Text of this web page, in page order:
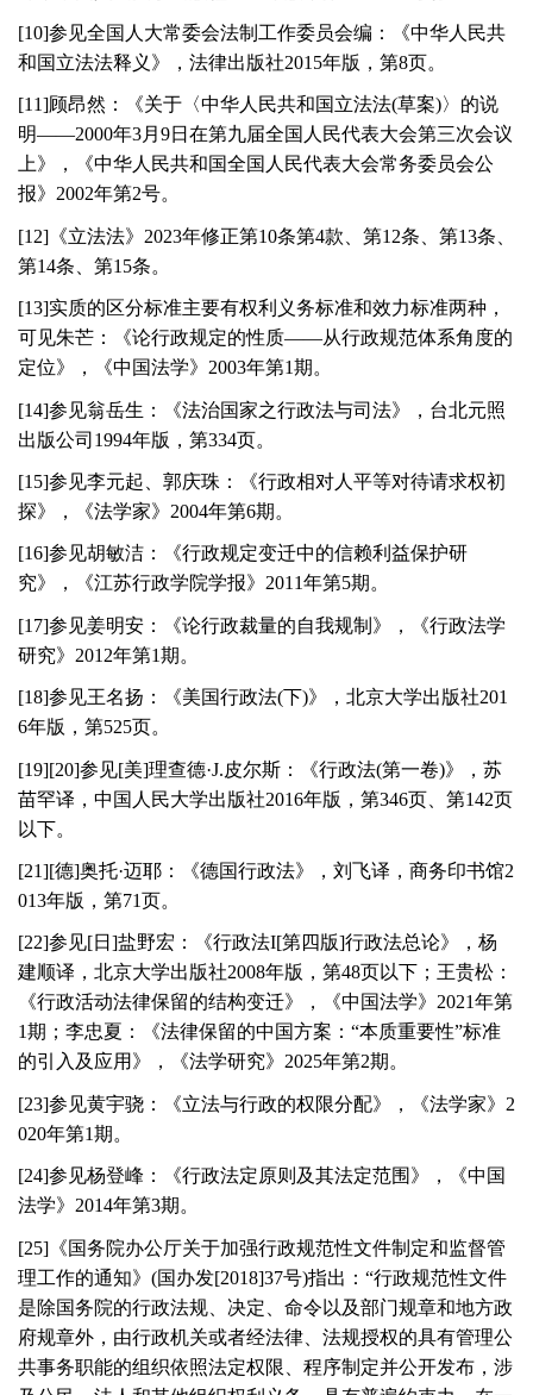
[10]参见全国人大常委会法制工作委员会编：《中华人民共
和国立法法释义》，法律出版社2015年版，第8页。
[11]顾昂然：《关于〈中华人民共和国立法法(草案)〉的说
明——2000年3月 9日在第九届全国人民代表大会第三次会议
上》，《中华人民共和国全国人民代表大会常务委员会公
报》 2002年第2号。
[12]《立法法》 2023年修正第10条第4款、第12条、第13条、
第14条、第15条。
[13]实质的区分标准主要有权利义务标准和效力标准两种，
可见朱芒：《论行政规定的性质——从行政规范体系角度的
定位》，《中国法学》 2003年第1期。
[14]参见翁岳生：《法治国家之行政法与司法》，台北元照
出版公司 1994年版，第334页。
[15]参见李元起、郭庆珠：《行政相对人平等对待请求权初
探》，《法学家》 2004年第6期。
[16]参见胡敏洁：《行政规定变迁中的信赖利益保护研
究》，《江苏行政学院学报》 2011年第5期。
[17]参见姜明安：《论行政裁量的自我规制》，《行政法学
研究》 2012年第1期。
[18]参见王名扬：《美国行政法(下)》，北京大学出版社201
6年版，第525页。
[19][20]参见[美]理查德·J.皮尔斯：《行政法(第一卷)》，苏
苗罕译，中国人民大学出版社2016年版，第346页、第142页
以下。
[21][德]奥托·迈耶：《德国行政法》，刘飞译，商务印书馆2
013年版，第71页。
[22]参见[日]盐野宏：《行政法I[第四版]行政法总论》，杨
建顺译，北京大学出版社2008年版，第48页以下；王贵松：
《行政活动法律保留的结构变迁》，《中国法学》 2021年第
1期；李忠夏：《法律保留的中国方案：“本质重要性”标准
的引入及应用》，《法学研究》 2025年第2期。
[23]参见黄宇骁：《立法与行政的权限分配》，《法学家》 2
020年第1期。
[24]参见杨登峰：《行政法定原则及其法定范围》，《中国
法学》 2014年第3期。
[25]《国务院办公厅关于加强行政规范性文件制定和监督管
理工作的通知》(国办发[2018]37号)指出：“行政规范性文件
是除国务院的行政法规、决定、命令以及部门规章和地方政
府规章外，由行政机关或者经法律、法规授权的具有管理公
共事务职能的组织依照法定权限、程序制定并公开发布，涉